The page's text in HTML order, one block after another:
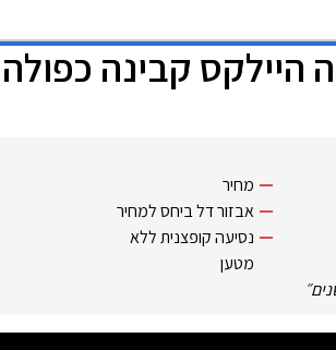
היילקס קבינה כפולה
מחיר
אבזור דל ביחס למחיר
נסיעה קופצנית ללא
מטען
״